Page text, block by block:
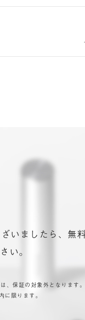
いましたら、無
い。
、保証の対象外となります
限ります。